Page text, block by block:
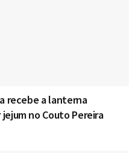
recebe a lanterna
no Couto Pereira